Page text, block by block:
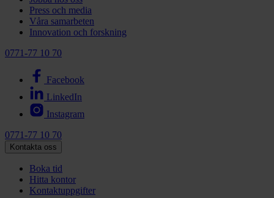
Press och media
Våra samarbeten
Innovation och forskning
0771-77 10 70
Facebook
LinkedIn
Instagram
0771-77 10 70
Kontakta oss
Boka tid
Hitta kontor
Kontaktuppgifter